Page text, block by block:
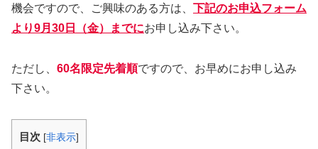
機会ですので、ご興味のある方は、 下記のお申込フォーム
より9月30日（金） までにお申し込み下さい。
ただし、 60名限定先着順ですので、お早めにお申し込み
下さい。
目次 [非表示]